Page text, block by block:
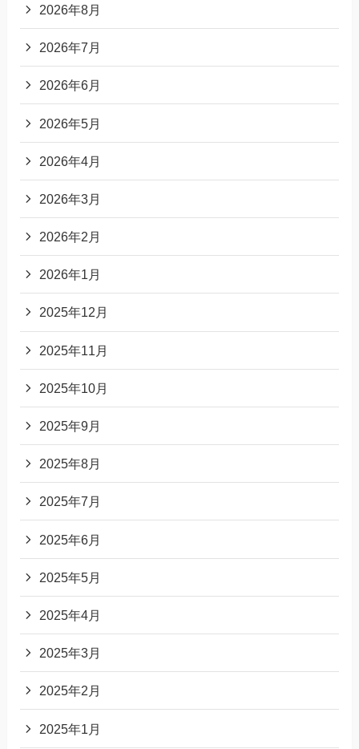
2026年8月
2026年7月
2026年6月
2026年5月
2026年4月
2026年3月
2026年2月
2026年1月
2025年12月
2025年11月
2025年10月
2025年9月
2025年8月
2025年7月
2025年6月
2025年5月
2025年4月
2025年3月
2025年2月
2025年1月